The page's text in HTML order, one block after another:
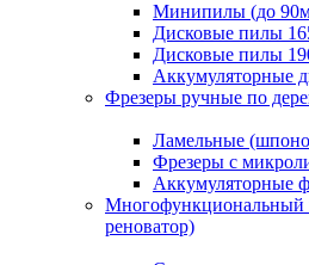
Минипилы (до
Дисковые пилы
Дисковые пилы
Аккумуляторные
Фрезеры ручные по
Ламельные
Фрезеры с
Аккумуляторные
Многофункциональный
реноватор)